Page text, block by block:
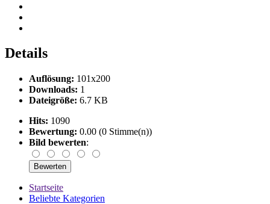
Details
Auflösung: 101x200
Downloads: 1
Dateigröße: 6.7 KB
Hits: 1090
Bewertung: 0.00 (0 Stimme(n))
Bild bewerten:
Startseite
Beliebte Kategorien